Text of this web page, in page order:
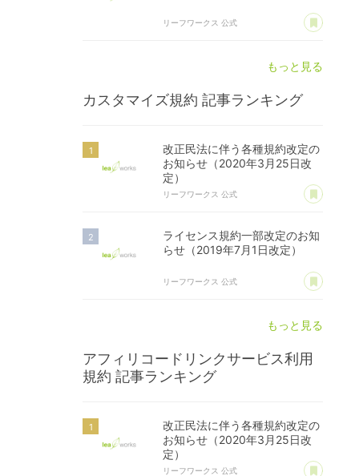
リーフワークス 公式 あ
もっと見る
カスタマイズ規約 記事ランキング
改正民法に伴う各種規約改定の
お知らせ（2020年3月25日改
定）
リーフワークス 公式 あ
ライセンス規約一部改定のお知
らせ（2019年7月1日改定）
リーフワークス 公式 あ
もっと見る
アフィリコードリンクサービス利用
規約 記事ランキング
改正民法に伴う各種規約改定の
お知らせ（2020年3月25日改
定）
リーフワークス 公式 あ